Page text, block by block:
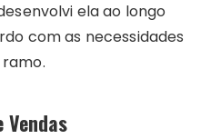
ela ao longo
com as necessidades
Vendas